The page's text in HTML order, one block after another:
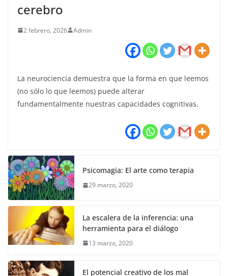
cerebro
2 febrero, 2026 Admin
La neurociencia demuestra que la forma en que leemos
(no sólo lo que leemos) puede alterar
fundamentalmente nuestras capacidades cognitivas.
Psicomagia: El arte como terapia
29 marzo, 2020
La escalera de la inferencia: una
herramienta para el diálogo
13 marzo, 2020
El potencial creativo de los mal